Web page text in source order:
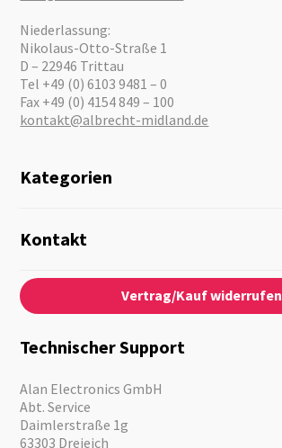
Niederlassung:
Nikolaus-Otto-Straße 1
D – 22946 Trittau
Tel +49 (0) 6103 9481 – 0
Fax +49 (0) 4154 849 – 100
kontakt@albrecht-midland.de
Kategorien
Personenführung
Audio
Notfallvorsorge
Motorrad
Angebote
Kontakt
Kontaktformular
Über Uns
News
Karriere
Kataloge
Vertrag/Kauf widerrufen
Technischer Support
Alan Electronics GmbH
Abt. Service
Daimlerstraße 1g
63303 Dreieich